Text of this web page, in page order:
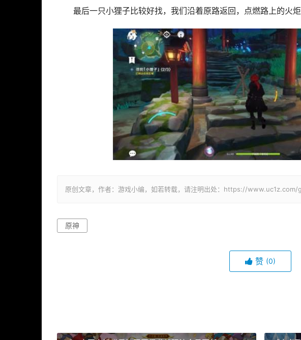
最后一只小狸子比较好找，我们沿着原路返回，点燃路上的火
原创文章，作者：游戏小编，如若转载，请注明出处：https://www.uc1z.com/
原神
赞 (0)